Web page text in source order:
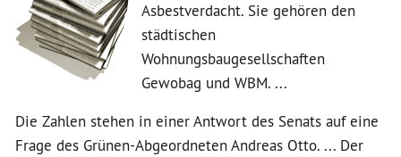
Asbestverdacht. Sie gehören den
städtischen
Wohnungsbaugesellschaften
Gewobag und WBM. ...
Die Zahlen stehen in einer Antwort des Senats auf eine
Frage des Grünen-Abgeordneten Andreas Otto. ... Der